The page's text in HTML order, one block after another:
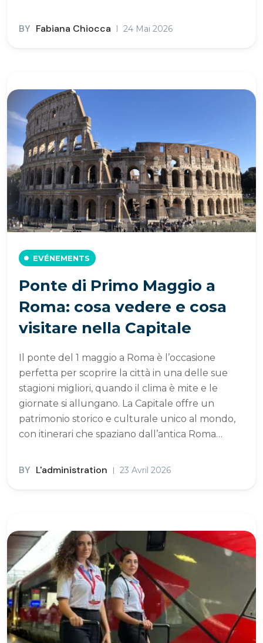
BY Fabiana Chiocca 24 Mai 2026
EVÉNEMENTS
Ponte di Primo Maggio a
Roma: cosa vedere e cosa
visitare nella Capitale
Il ponte del 1 maggio a Roma è l’occasione
perfetta per scoprire la città in una delle sue
stagioni migliori, quando il clima è mite e le
giornate si allungano. La Capitale offre un
patrimonio storico e culturale unico al mondo,
con itinerari che spaziano dall’antica Roma…
BY L'administration 23 Avril 2026